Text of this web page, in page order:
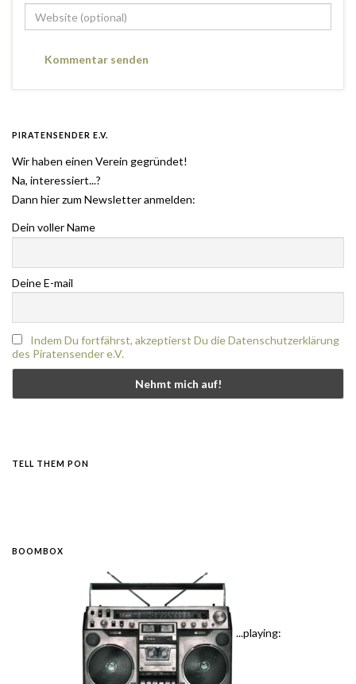
PIRATENSENDER E.V.
Wir haben einen Verein gegründet!
Na, interessiert...?
Dann hier zum Newsletter anmelden:
Dein voller Name
Deine E-mail
Indem Du fortfährst, akzeptierst Du die Datenschutzerklärung
des Piratensender e.V.
TELL THEM PON
BOOMBOX
...playing: